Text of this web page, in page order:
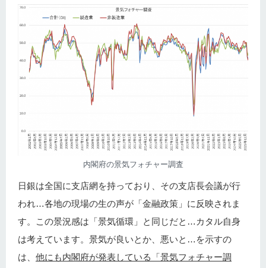
内閣府の景気フォチャー調査
日銀は全国に支店網を持っており、その支店長会議が行
われ…各地の現場の生の声が「金融政策」に反映されま
す。この景況感は「景気循環」と同じだと…カタル自身
は考えています。景気が良いとか、悪いと…を示すの
は、 他にも内閣府が発表している「景気フォチャー調